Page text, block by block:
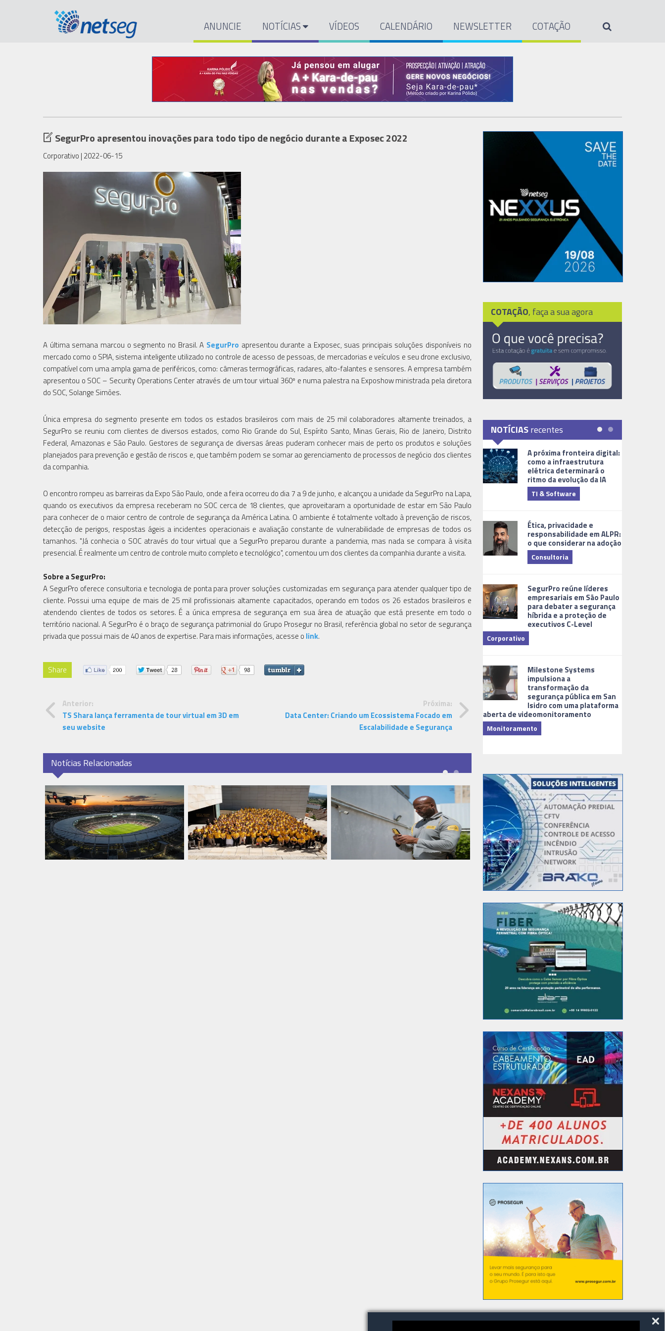
ANUNCIE NOTÍCIAS VÍDEOS CALENDÁRIO NEWSLETTER COTAÇÃO
SegurPro apresentou inovações para todo tipo de negócio durante a Exposec 2022
Corporativo | 2022-06-15
A última semana marcou o segmento no Brasil. A SegurPro apresentou durante a Exposec, suas principais soluções disponíveis no
mercado como o SPIA, sistema inteligente utilizado no controle de acesso de pessoas, de mercadorias e veículos e seu drone exclusivo,
compatível com uma ampla gama de periféricos, como: câmeras termográficas, radares, alto-falantes e sensores. A empresa também
apresentou o SOC – Security Operations Center através de um tour virtual 360º e numa palestra na Exposhow ministrada pela diretora
do SOC, Solange Simões.
Única empresa do segmento presente em todos os estados brasileiros com mais de 25 mil colaboradores altamente treinados, a
SegurPro se reuniu com clientes de diversos estados, como Rio Grande do Sul, Espírito Santo, Minas Gerais, Rio de Janeiro, Distrito
Federal, Amazonas e São Paulo. Gestores de segurança de diversas áreas puderam conhecer mais de perto os produtos e soluções
planejados para prevenção e gestão de riscos e, que também podem se somar ao gerenciamento de processos de negócio dos clientes
da companhia.
O encontro rompeu as barreiras da Expo São Paulo, onde a feira ocorreu do dia 7 a 9 de junho, e alcançou a unidade da SegurPro na Lapa,
quando os executivos da empresa receberam no SOC cerca de 18 clientes, que aproveitaram a oportunidade de estar em São Paulo
para conhecer de o maior centro de controle de segurança da América Latina. O ambiente é totalmente voltado à prevenção de riscos,
detecção de perigos, respostas ágeis a incidentes operacionais e avaliação constante de vulnerabilidade de empresas de todos os
tamanhos. "Já conhecia o SOC através do tour virtual que a SegurPro preparou durante a pandemia, mas nada se compara à visita
presencial. É realmente um centro de controle muito completo e tecnológico", comentou um dos clientes da companhia durante a visita.
Sobre a SegurPro:
A SegurPro oferece consultoria e tecnologia de ponta para prover soluções customizadas em segurança para atender qualquer tipo de
cliente. Possui uma equipe de mais de 25 mil profissionais altamente capacitados, operando em todos os 26 estados brasileiros e
atendendo clientes de todos os setores. É a única empresa de segurança em sua área de atuação que está presente em todo o
território nacional. A SegurPro é o braço de segurança patrimonial do Grupo Prosegur no Brasil, referência global no setor de segurança
privada que possui mais de 40 anos de expertise. Para mais informações, acesse o link.
Share
Anterior:
TS Shara lança ferramenta de tour virtual em 3D em
seu website
Próxima:
Data Center: Criando um Ecossistema Focado em
Escalabilidade e Segurança
Notícias Relacionadas
COTAÇÃO, faça a sua agora
NOTÍCIASrecentes
A próxima fronteira digital:
como a infraestrutura
elétrica determinará o
ritmo da evolução da IA
TI & Software
Ética, privacidade e
responsabilidade em ALPR:
o que considerar na adoção
Consultoria
SegurPro reúne líderes
empresariais em São Paulo
para debater a segurança
híbrida e a proteção de
executivos C-Level
Corporativo
Milestone Systems
impulsiona a
transformação da
segurança pública em San
Isidro com uma plataforma
aberta de videomonitoramento
Monitoramento